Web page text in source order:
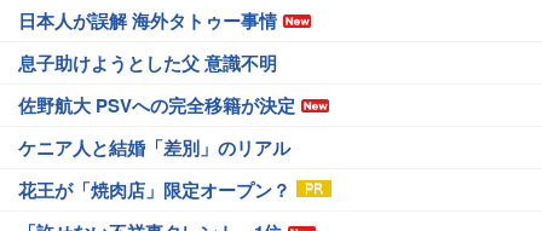
日本人が誤解 海外タトゥー事情
息子助けようとした父 意識不明
佐野航大 PSVへの完全移籍が決定
ケニア人と結婚「差別」のリアル
花王が「焼肉店」限定オープン？